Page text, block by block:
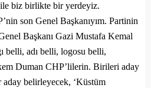
biz birlikte bir yerdeyiz.
son Genel Başkanıyım. Partinin
Başkanı Gazi Mustafa Kemal
belli, adı belli, logosu belli,
Duman CHP’lilerin. Birileri aday
aday belirleyecek, ‘Küstüm